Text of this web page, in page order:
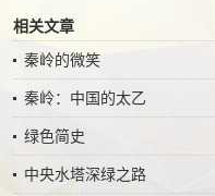
相关文章
秦岭的微笑
秦岭：中国的太乙
绿色简史
中央水塔深绿之路